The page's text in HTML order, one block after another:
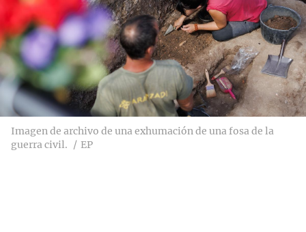
Imagen de archivo de una exhumación de una fosa de la
guerra civil.
EP